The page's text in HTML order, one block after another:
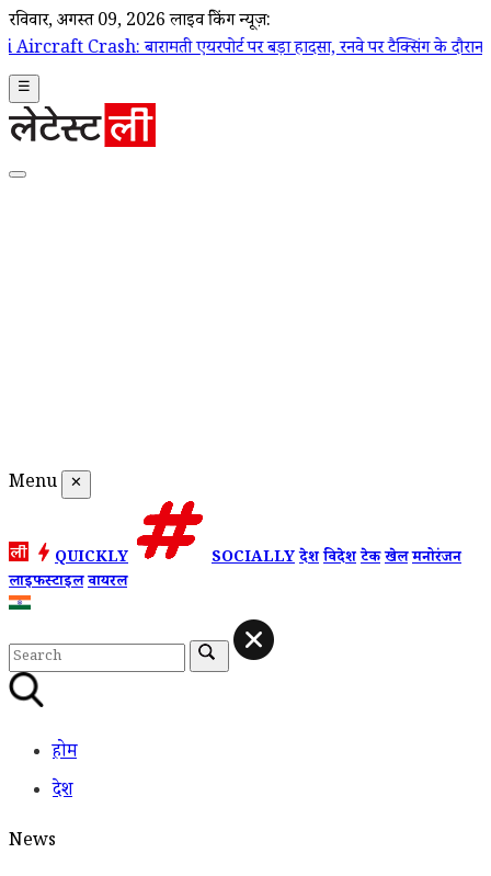
रविवार, अगस्त 09, 2026 लाइव ब्रेकिंग न्यूज़:
बारामती एयरपोर्ट पर बड़ा हादसा, रनवे पर टैक्सिंग के दौरान ट्रेनी
☰
Menu ✕
QUICKLY SOCIALLYदेशविदेशटेकखेलमनोरंजन
लाइफस्टाइलवायरल
होम
देश
News